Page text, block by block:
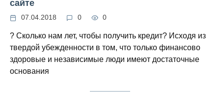
сайте
07.04.2018 0 0
? Сколько нам лет, чтобы получить кредит? Исходя из
твердой убежденности в том, что только финансово
здоровые и независимые люди имеют достаточные
основания